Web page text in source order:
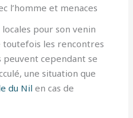
l’homme et menaces
pour son venin
les rencontres
peuvent cependant se
une situation que
du Nilen cas de